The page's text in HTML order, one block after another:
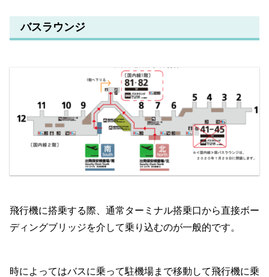
バスラウンジ
飛行機に搭乗する際、通常ターミナル搭乗口から直接ボー
ディングブリッジを介して乗り込むのが一般的です。
時によってはバスに乗って駐機場まで移動して飛行機に乗